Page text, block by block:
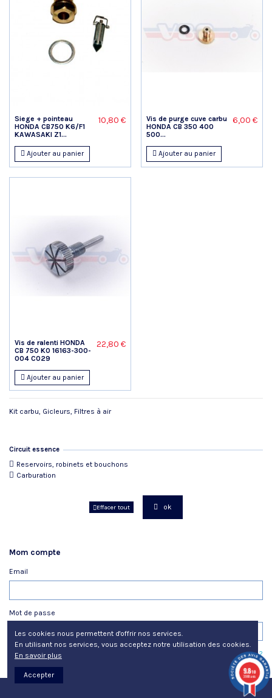
Siege + pointeau
HONDA CB750 K6/F1
KAWASAKI Z1...
10,80 €
Ajouter au panier
Vis de purge cuve carbu
HONDA CB 350 400
500...
6,00 €
Ajouter au panier
Vis de ralenti HONDA
CB 750 K0 16163-300-
004 C029
22,80 €
Ajouter au panier
Kit carbu, Gicleurs, Filtres à air
Circuit essence
Reservoirs, robinets et bouchons
Carburation
Effacer tout ok
Mom compte
Email
Mot de passe
Mot de passe oublié ?
Les cookies nous permettent d'offrir nos services.
En utilisant nos services, vous acceptez notre utilisation des cookies.
En savoir plus
Accepter 9.8/10
3988 avis